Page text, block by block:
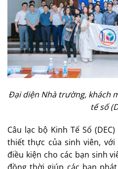
Đại diện Nhà trường, khách
tế số
Câu lạc bộ Kinh Tế Số
thiết thực của sinh viên,
điều kiện cho các bạn sinh